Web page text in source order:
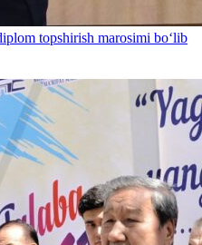
topshirish marosimi bo‘lib